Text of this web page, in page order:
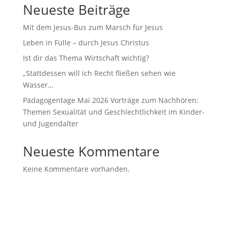
Neueste Beiträge
Mit dem Jesus-Bus zum Marsch für Jesus
Leben in Fülle – durch Jesus Christus
Ist dir das Thema Wirtschaft wichtig?
„Stattdessen will ich Recht fließen sehen wie
Wasser…
Pädagogentage Mai 2026 Vorträge zum Nachhören:
Themen Sexualität und Geschlechtlichkeit im Kinder-
und Jugendalter
Neueste Kommentare
Keine Kommentare vorhanden.